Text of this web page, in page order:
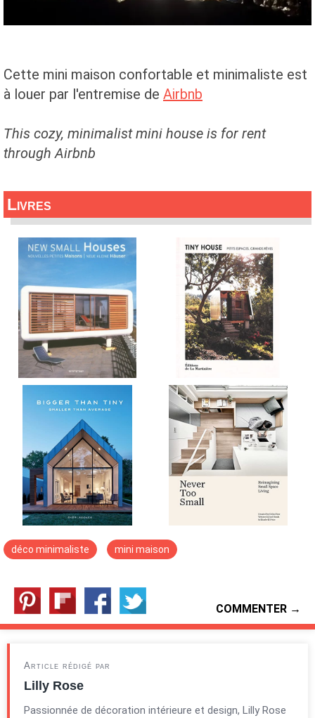
Cette mini maison confortable et minimaliste est
à louer par l'entremise de Airbnb
This cozy, minimalist mini house is for rent
through Airbnb
Livres
déco minimaliste mini maison
COMMENTER →
Article rédigé par
Lilly Rose
Passionnée de décoration intérieure et design, Lilly Rose